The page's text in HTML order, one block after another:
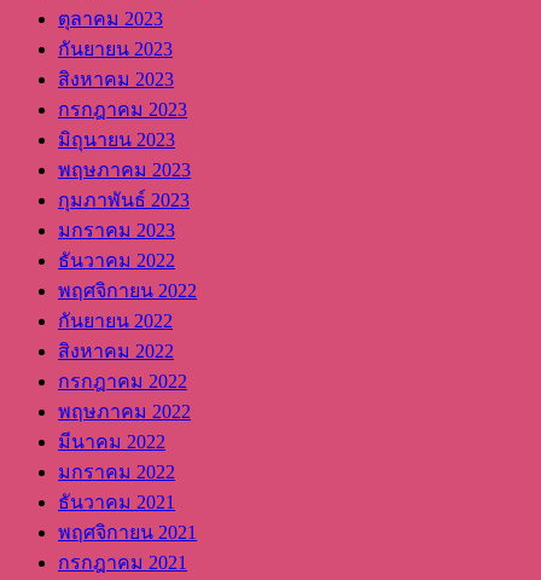
ตุลาคม 2023
กันยายน 2023
สิงหาคม 2023
กรกฎาคม 2023
มิถุนายน 2023
พฤษภาคม 2023
กุมภาพันธ์ 2023
มกราคม 2023
ธันวาคม 2022
พฤศจิกายน 2022
กันยายน 2022
สิงหาคม 2022
กรกฎาคม 2022
พฤษภาคม 2022
มีนาคม 2022
มกราคม 2022
ธันวาคม 2021
พฤศจิกายน 2021
กรกฎาคม 2021